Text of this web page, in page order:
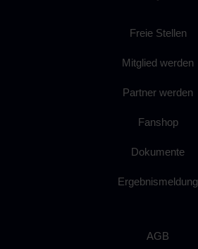
Freie Stellen
Mitglied werden
Partner werden
Fanshop
Dokumente
Ergebnismeldung
AGB